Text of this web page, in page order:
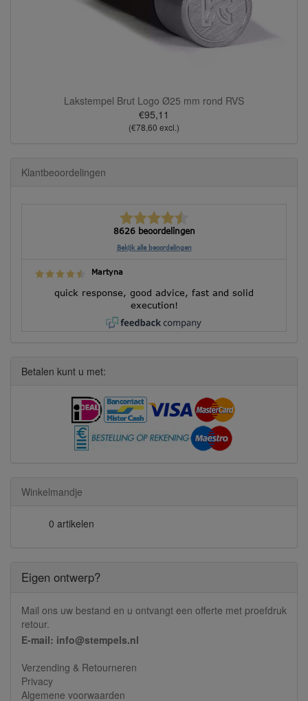
Lakstempel Brut Logo Ø25 mm rond RVS
€95,11
(€78,60 excl.)
Klantbeoordelingen
8626 beoordelingen
Bekijk alle beoordelingen
Martyna
quick response, good advice, fast and solid
execution!
Betalen kunt u met:
Winkelmandje
0 artikelen
Eigen ontwerp?
Mail ons uw bestand en u ontvangt een offerte met proefdruk
retour.
E-mail: info@stempels.nl
Verzending & Retourneren
Privacy
Algemene voorwaarden